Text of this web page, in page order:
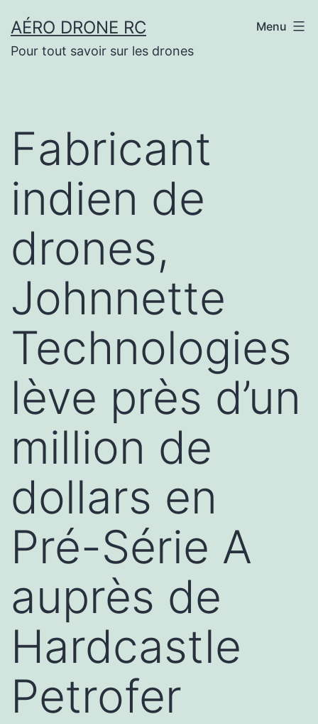
au
contenu
AÉRO DRONE RC
Pour tout savoir sur les drones
Menu
Fabricant
indien de
drones,
Johnnette
Technologies
lève près d’un
million de
dollars en
Pré-Série A
auprès de
Hardcastle
Petrofer